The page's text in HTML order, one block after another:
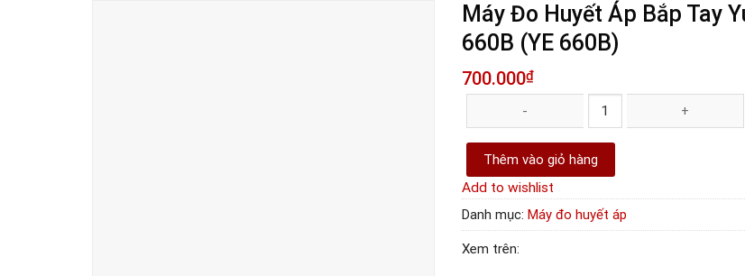
Máy Đo Huyết Áp Bắp Tay
660B (YE 660B)
700.000₫
Máy Đo Huyết Áp Bắp Tay Yuwell YE-660B (YE
Thêm vào giỏ hàng
Add to wishlist
Danh mục: Máy đo huyết áp
Xem trên: